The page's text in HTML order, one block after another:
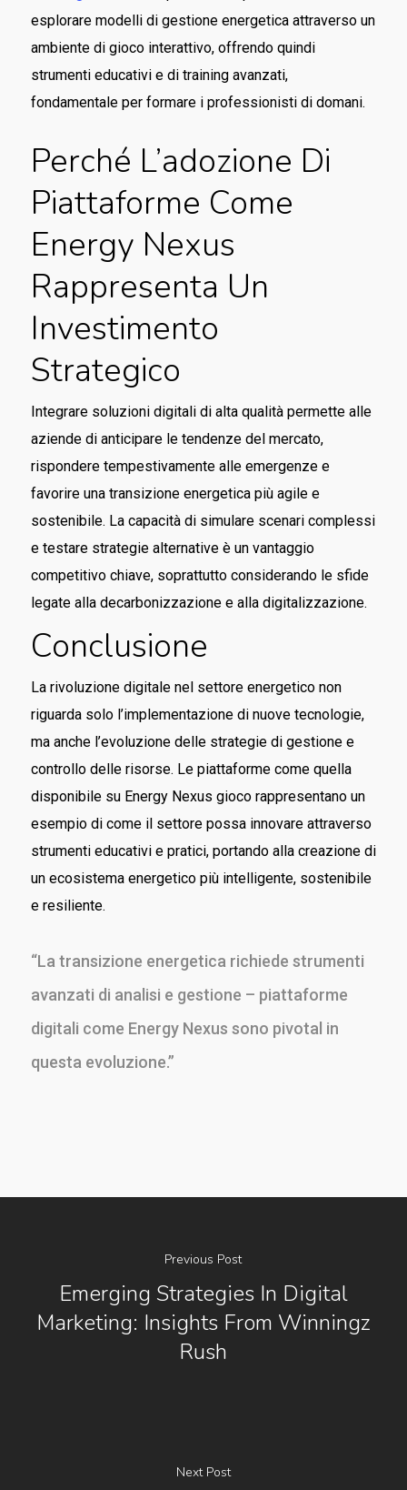
esplorare modelli di gestione energetica attraverso un
ambiente di gioco interattivo, offrendo quindi
strumenti educativi e di training avanzati,
fondamentale per formare i professionisti di domani.
Perché L’adozione Di
Piattaforme Come
Energy Nexus
Rappresenta Un
Investimento
Strategico
Integrare soluzioni digitali di alta qualità permette alle
aziende di anticipare le tendenze del mercato,
rispondere tempestivamente alle emergenze e
favorire una transizione energetica più agile e
sostenibile. La capacità di simulare scenari complessi
e testare strategie alternative è un vantaggio
competitivo chiave, soprattutto considerando le sfide
legate alla decarbonizzazione e alla digitalizzazione.
Conclusione
La rivoluzione digitale nel settore energetico non
riguarda solo l’implementazione di nuove tecnologie,
ma anche l’evoluzione delle strategie di gestione e
controllo delle risorse. Le piattaforme come quella
disponibile su Energy Nexus gioco rappresentano un
esempio di come il settore possa innovare attraverso
strumenti educativi e pratici, portando alla creazione di
un ecosistema energetico più intelligente, sostenibile
e resiliente.
“La transizione energetica richiede strumenti
avanzati di analisi e gestione – piattaforme
digitali come Energy Nexus sono pivotal in
questa evoluzione.”
Previous Post
Emerging Strategies In Digital
Marketing: Insights From Winningz
Rush
Next Post